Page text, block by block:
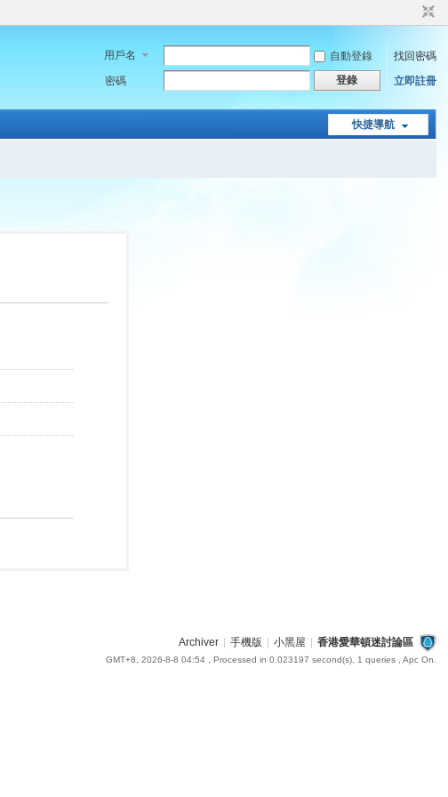
用戶名 自動登錄
找回密碼
密碼
登錄 立即註冊
快捷導航
Archiver 手機版 小黑屋 香港愛華頓迷討論區
GMT+8, 2026-8-8 04:54, Processed in 0.023197 second(s), 1 queries , Apc On.